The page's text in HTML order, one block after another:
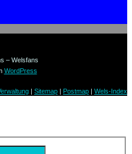
– Welsfans
WordPress
Sitemap Postmap Wels-Index